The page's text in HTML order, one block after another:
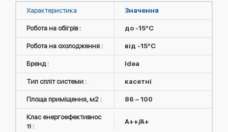
Характеристика Значення
Робота на обігрів : до -15°C
Робота на охолодження : від -15°C
Бренд : Idea
Тип спліт системи : касетні
Площа приміщення, м2 : 86 – 100
Клас енергоефективнос
ті :
A++/A+